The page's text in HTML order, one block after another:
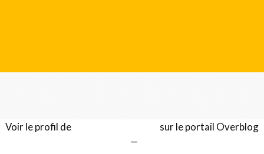
Voir le profil de sur le portail Overblog